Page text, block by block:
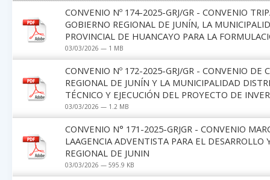
CONVENIO Nº 174-2025-GRJ/GR - CONVENIO
GOBIERNO REGIONAL DE JUNÍN, LA
PROVINCIAL DE HUANCAYO PARA LA
03/03/2026 — 1 MB
CONVENIO Nº 172-2025-GRJ/GR - CONVENIO DE
REGIONAL DE JUNÍN Y LA MUNICIPALIDAD
TÉCNICO Y EJECUCIÓN DEL PROYECTO DE
03/03/2026 — 1.2 MB
CONVENIO N° 171-2025-GRJGR - CONVENIO
LAAGENCIA ADVENTISTA PARA EL DESARROLLO
REGIONAL DE JUNIN
03/03/2026 — 595.9 KB